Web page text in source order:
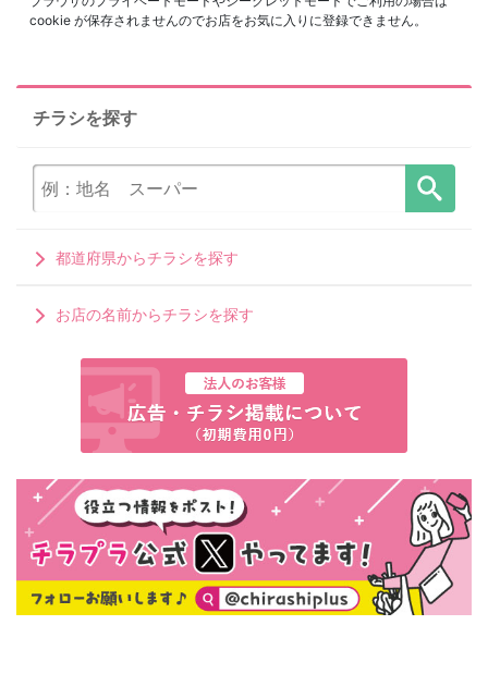
cookie が保存されませんのでお店をお気に入りに登録できません。
チラシを探す
都道府県からチラシを探す
お店の名前からチラシを探す